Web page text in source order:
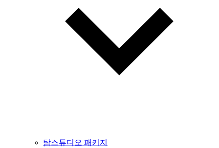
탐스튜디오 패키지